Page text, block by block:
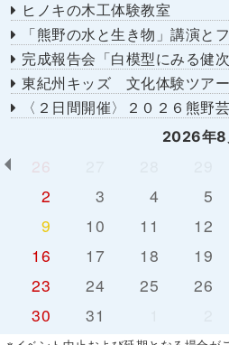
ヒノキの木工体験教室
「熊野の水と生き物」講演と
完成報告会「白模型にみる健次の世界－
東紀州キッズ 文化体験ツア
〈２日間開催〉２０２６熊野
2026年8
26
2
3 4 5
9
10 11 12
16
17 18 19
23
24 25 26
30
31